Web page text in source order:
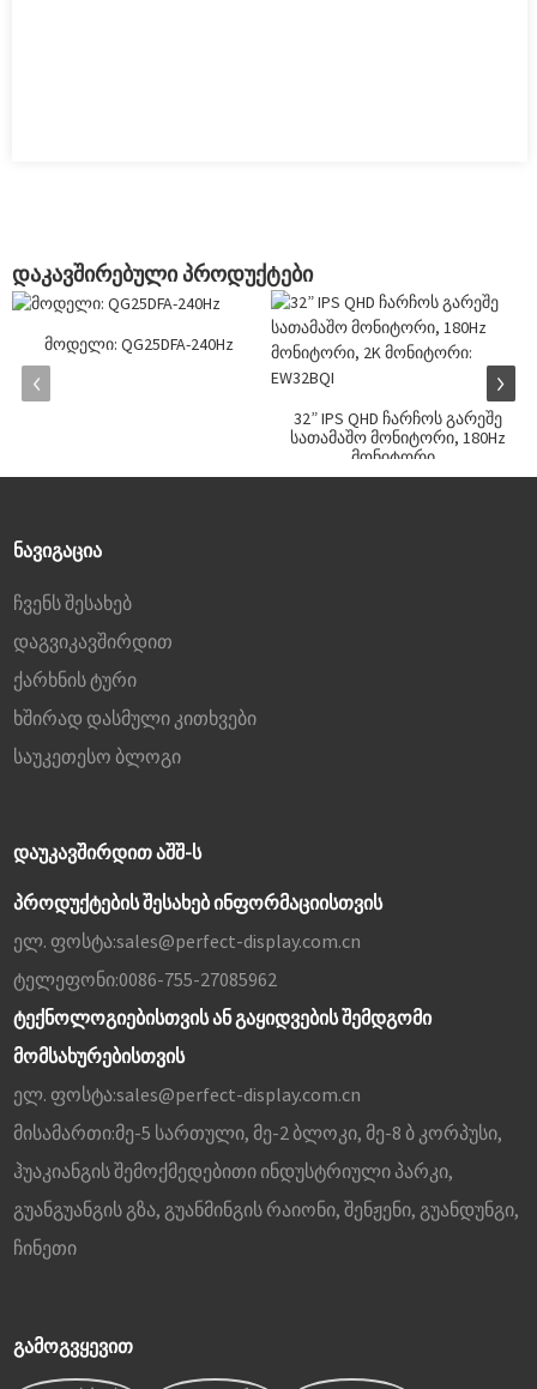
დაკავშირებული პროდუქტები
მოდელი: QG25DFA-240Hz
32” IPS QHD ჩარჩოს გარეშე
სათამაშო მონიტორი, 180Hz
მონიტორი...
ᲜᲐᲕᲘᲒᲐᲪᲘᲐ
ჩვენს შესახებ
დაგვიკავშირდით
ქარხნის ტური
ხშირად დასმული კითხვები
საუკეთესო ბლოგი
ᲓᲐᲣᲙᲐᲕᲨᲘᲠᲓᲘᲗ ᲐᲨᲨ-Ს
პროდუქტების შესახებ ინფორმაციისთვის
ელ. ფოსტა:sales@perfect-display.com.cn
ტელეფონი:0086-755-27085962
ტექნოლოგიებისთვის ან გაყიდვების შემდგომი
მომსახურებისთვის
ელ. ფოსტა:sales@perfect-display.com.cn
მისამართი:მე-5 სართული, მე-2 ბლოკი, მე-8 ბ კორპუსი,
ჰუაკიანგის შემოქმედებითი ინდუსტრიული პარკი,
გუანგუანგის გზა, გუანმინგის რაიონი, შენჟენი, გუანდუნგი,
ჩინეთი
ᲒᲐᲛᲝᲒᲕᲧᲔᲕᲘᲗ